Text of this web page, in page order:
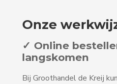
Onze
✓ Online
langskomen
Bij Groothandel de Kreij